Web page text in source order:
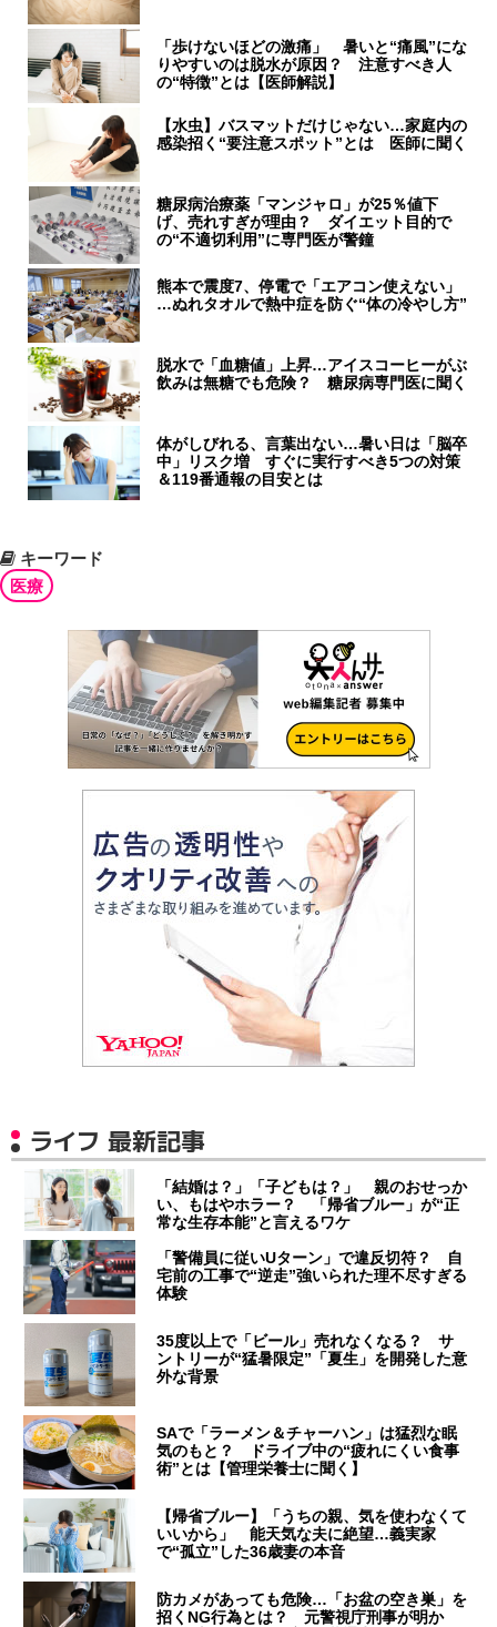
「歩けないほどの激痛」 暑いと“痛風”にな
りやすいのは脱水が原因？ 注意すべき人
の“特徴”とは【医師解説】
【水虫】バスマットだけじゃない…家庭内の
感染招く“要注意スポット”とは 医師に聞く
糖尿病治療薬「マンジャロ」が25％値下
げ、売れすぎが理由？ ダイエット目的で
の“不適切利用”に専門医が警鐘
熊本で震度7、停電で「エアコン使えない」
…ぬれタオルで熱中症を防ぐ“体の冷やし方”
脱水で「血糖値」上昇…アイスコーヒーがぶ
飲みは無糖でも危険？ 糖尿病専門医に聞く
体がしびれる、言葉出ない…暑い日は「脳卒
中」リスク増 すぐに実行すべき5つの対策
＆119番通報の目安とは
キーワード
医療
ライフ 最新記事
「結婚は？」「子どもは？」 親のおせっか
い、もはやホラー？ 「帰省ブルー」が“正
常な生存本能”と言えるワケ
「警備員に従いUターン」で違反切符？ 自
宅前の工事で“逆走”強いられた理不尽すぎる
体験
35度以上で「ビール」売れなくなる？ サ
ントリーが“猛暑限定”「夏生」を開発した意
外な背景
SAで「ラーメン＆チャーハン」は猛烈な眠
気のもと？ ドライブ中の“疲れにくい食事
術”とは【管理栄養士に聞く】
【帰省ブルー】「うちの親、気を使わなくて
いいから」 能天気な夫に絶望…義実家
で“孤立”した36歳妻の本音
防カメがあっても危険…「お盆の空き巣」を
招くNG行為とは？ 元警視庁刑事が明か